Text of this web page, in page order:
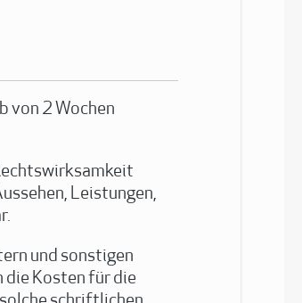
von 2 Wochen
Leistungen,
und sonstigen
die Kosten für die